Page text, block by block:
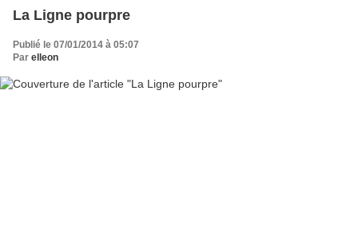
La Ligne pourpre
Publié le 07/01/2014 à 05:07
Par elleon